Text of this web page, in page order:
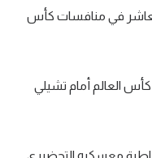
في منافسات كأس
العالم أمام تشيلي
معسكره التحضيري